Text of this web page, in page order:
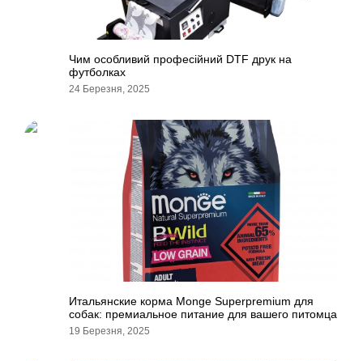
Чим особливий професійний DTF друк на
футболках
24 Березня, 2025
Итальянские корма Monge Superpremium для
собак: премиальное питание для вашего питомца
19 Березня, 2025